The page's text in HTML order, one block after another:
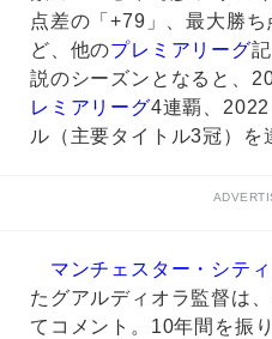
点差の「+79」、最大勝
ど、他のプレミアリーグ
説のシーズンとなると、
レミアリーグ4連覇、
ル（主要タイトル3冠）を
マンチェスター・シティ
たグアルディオラ監督は
てコメント。10年間を振